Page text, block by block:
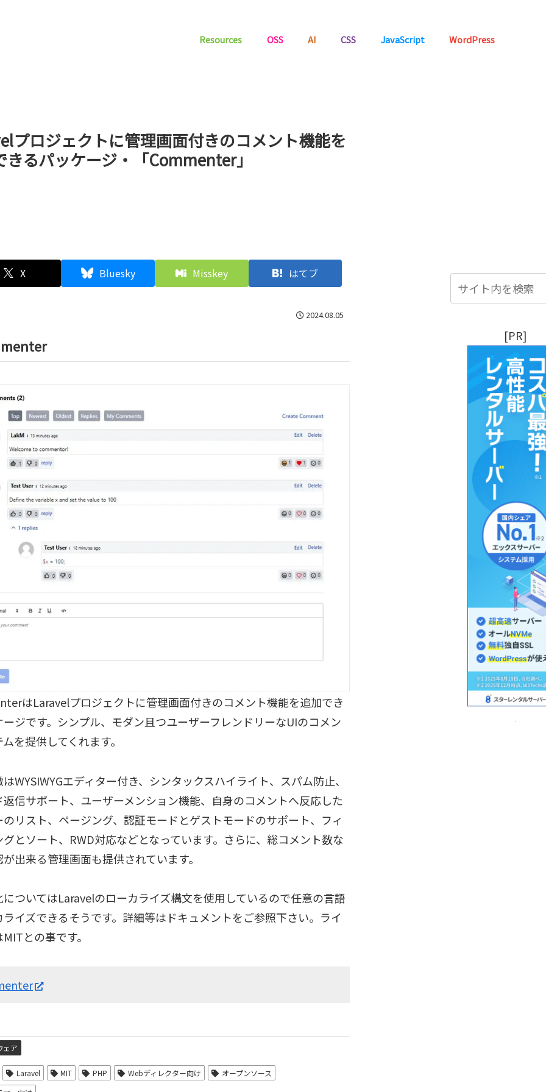
Resources OSS AI CSS JavaScript WordPress
[PR]
プロジェクトに管理画面付きのコメント機能を
きるパッケージ・「Commenter」
X Bluesky Misskey はてブ
2024.08.05
はLaravelプロジェクトに管理画面付きのコメント機能を追加でき
ジです。シンプル、モダン且つユーザーフレンドリーなUIのコメン
を提供してくれます。
WYSIWYGエディター付き、シンタックスハイライト、スパム防止、
信サポート、ユーザーメンション機能、自身のコメントへ反応した
リスト、ページング、認証モードとゲストモードのサポート、フィ
とソート、RWD対応などとなっています。さらに、総コメント数な
出来る管理画面も提供されています。
ついてはLaravelのローカライズ構文を使用しているので任意の言語
イズできるそうです。詳細等はドキュメントをご参照下さい。ライ
との事です。
ェア
Laravel MIT PHP Webディレクター向け
オープンソース